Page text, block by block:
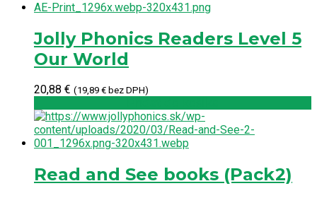
Jolly Phonics Readers Level 5
Our World
20,88 € (19,89 € bez DPH)
Read and See books (Pack2)